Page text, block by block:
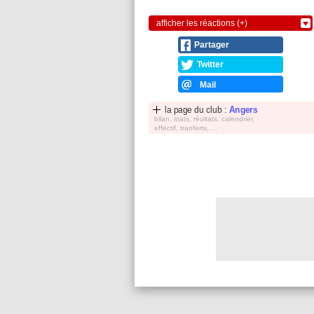
afficher les réactions (+)
Partager
Twitter
Mail
la page du club : Angers
bilan, stats, réultats, calendrier,
effectif, tranferts, ...